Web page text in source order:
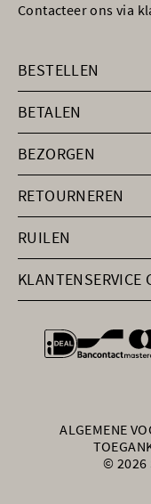
Contacteer ons via
BESTELLEN
BETALEN
BEZORGEN
RETOURNEREN
RUILEN
KLANTENSERVICE
ALGEMENE
© 2026